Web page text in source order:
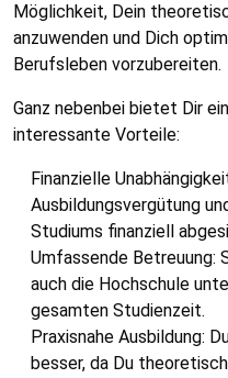
Möglichkeit, Dein
anzuwenden und Dich
Berufsleben vorzubereiten.
Ganz nebenbei bietet Dir
interessante Vorteile:
Finanzielle
Ausbildungsvergütung
Studiums finanziell
Umfassende Betreuung:
auch die Hochschule
gesamten Studienzeit.
Praxisnahe Ausbildung:
besser, da Du